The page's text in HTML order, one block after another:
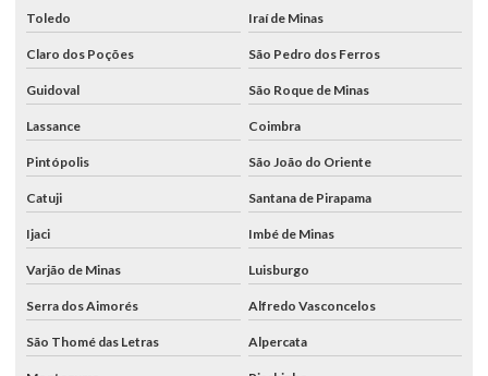
Toledo Iraí de Minas
Claro dos Poções São Pedro dos Ferros
Guidoval São Roque de Minas
Lassance Coimbra
Pintópolis São João do Oriente
Catuji Santana de Pirapama
Ijaci Imbé de Minas
Varjão de Minas Luisburgo
Serra dos Aimorés Alfredo Vasconcelos
São Thomé das Letras Alpercata